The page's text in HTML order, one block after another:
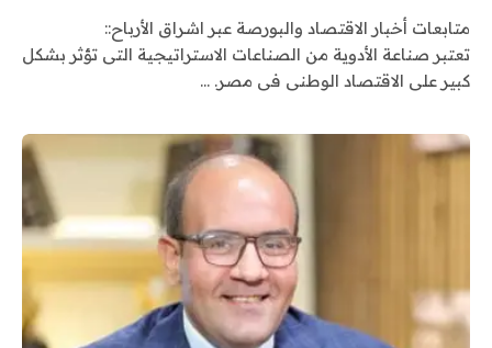
متابعات أخبار الاقتصاد والبورصة عبر اشراق الأرباح::
تعتبر صناعة الأدوية من الصناعات الاستراتيجية التى تؤثر بشكل
كبير على الاقتصاد الوطنى فى مصر. …